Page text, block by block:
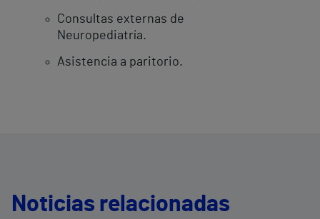
Consultas externas de
Neuropediatría.
Asistencia a paritorio.
Noticias relacionadas